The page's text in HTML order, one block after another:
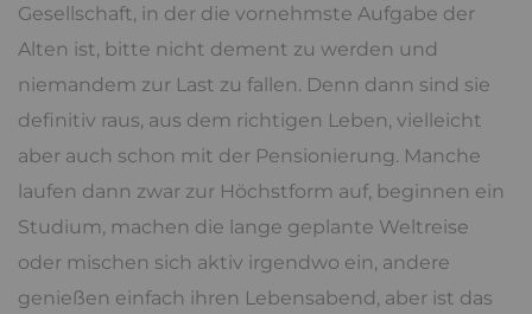
Gesellschaft, in der die vornehmste Aufgabe der
Alten ist, bitte nicht dement zu werden und
niemandem zur Last zu fallen. Denn dann sind sie
definitiv raus, aus dem richtigen Leben, vielleicht
aber auch schon mit der Pensionierung. Manche
laufen dann zwar zur Höchstform auf, beginnen ein
Studium, machen die lange geplante Weltreise
oder mischen sich aktiv irgendwo ein, andere
genießen einfach ihren Lebensabend, aber ist das